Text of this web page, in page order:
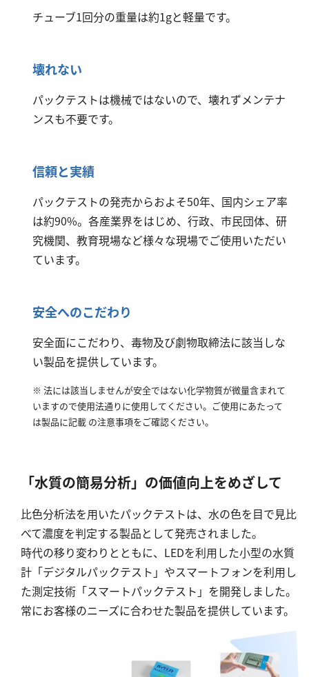
チューブ1回分の重量は約1gと軽量です。
壊れない
パックテストは機械ではないので、壊れずメンテナ
ンスも不要です。
信頼と実績
パックテストの発売からおよそ50年、国内シェア率
は約90%。各産業界をはじめ、行政、市民団体、研
究機関、教育現場など様々な現場でご使用いただい
ています。
安全へのこだわり
安全面にこだわり、毒物及び劇物取締法に該当しな
い製品を提供しています。
※ 法には該当しませんが安全ではない化学物質が微量含まれて
いますので使用法通りに使用してください。ご使用にあたって
は製品に記載 の注意事項をご確認ください。
「水質の簡易分析」の価値向上をめざして
比色分析法を用いたパックテストは、水の色を目で見比
べて濃度を判定する製品として発売されました。
時代の移り変わりとともに、LEDを利用した小型の水質
計「デジタルパックテスト」やスマートフォンを利用し
た測定技術「スマートパックテスト」を開発しました。
常にお客様のニーズに合わせた製品を提供しています。